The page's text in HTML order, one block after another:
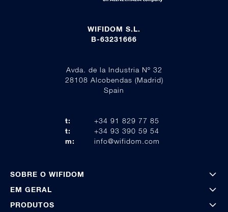
WIFIDOM S.L.
B-63231666
Avda. de la Industria Nº 32
28108 Alcobendas (Madrid)
Spain
t:
+34 91 829 77 85
t:
+34 93 390 59 54
m:
info@wifidom.com
SOBRE O WIFIDOM
EM GERAL
PRODUTOS